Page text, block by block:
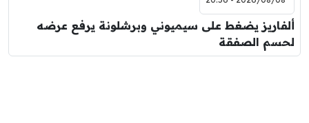
ألفاريز يضغط على سيميوني وبرشلونة يرفع عرضه
لحسم الصفقة